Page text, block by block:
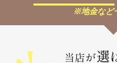
※地金など